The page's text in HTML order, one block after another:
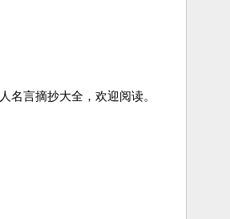
言摘抄大全，欢迎阅读。